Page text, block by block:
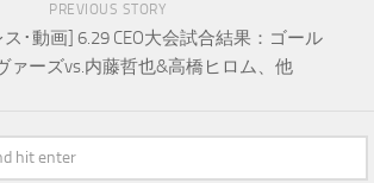
PREVIOUS STORY
･動画] 6.29 CEO大会試合結果：ゴール
ーズvs.内藤哲也&高橋ヒロム、他